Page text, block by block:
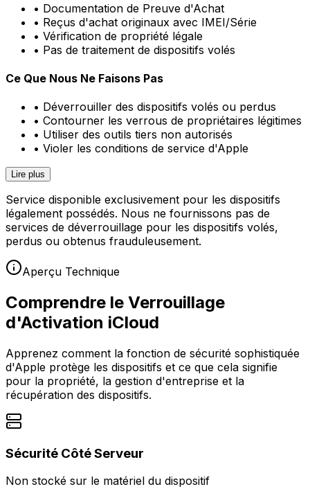
• Documentation de Preuve d'Achat
• Reçus d'achat originaux avec IMEI/Série
• Vérification de propriété légale
• Pas de traitement de dispositifs volés
Ce Que Nous Ne Faisons Pas
• Déverrouiller des dispositifs volés ou perdus
• Contourner les verrous de propriétaires légitimes
• Utiliser des outils tiers non autorisés
• Violer les conditions de service d'Apple
Lire plus
Service disponible exclusivement pour les dispositifs
légalement possédés. Nous ne fournissons pas de
services de déverrouillage pour les dispositifs volés,
perdus ou obtenus frauduleusement.
Aperçu Technique
Comprendre le Verrouillage
d'Activation iCloud
Apprenez comment la fonction de sécurité sophistiquée
d'Apple protège les dispositifs et ce que cela signifie
pour la propriété, la gestion d'entreprise et la
récupération des dispositifs.
Sécurité Côté Serveur
Non stocké sur le matériel du dispositif